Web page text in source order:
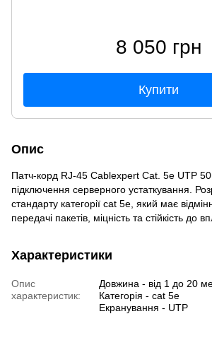
8 050 грн
Купити
Опис
Патч-корд RJ-45 Cablexpert Cat. 5e UTP
підключення серверного устаткування.
стандарту категорії cat 5e, який має
передачі пакетів, міцність та стійкість до
Характеристики
Опис
характеристик:
Довжина - від 1 до 20
Категорія - cat 5e
Екранування - UTP